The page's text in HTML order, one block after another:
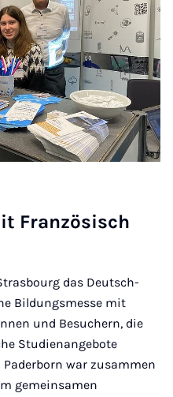
Fran­zö­sisch
das Deutsch-
Bildungsmesse mit
und Besuchern, die
Studienangebote
war zusammen
gemeinsamen